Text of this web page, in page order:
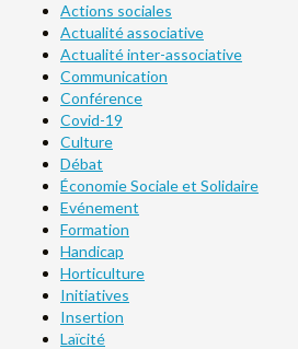
Actions sociales
Actualité associative
Actualité inter-associative
Communication
Conférence
Covid-19
Culture
Débat
Économie Sociale et Solidaire
Evénement
Formation
Handicap
Horticulture
Initiatives
Insertion
Laïcité